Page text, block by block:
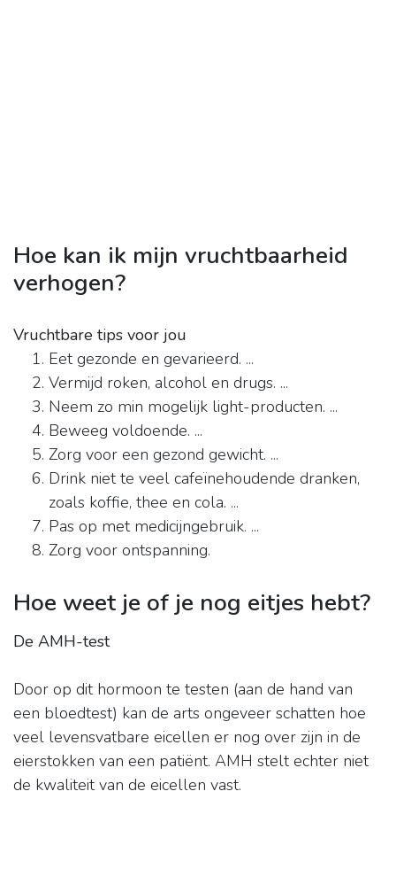
Hoe kan ik mijn vruchtbaarheid
verhogen?
Vruchtbare tips voor jou
Eet gezonde en gevarieerd. ...
Vermijd roken, alcohol en drugs. ...
Neem zo min mogelijk light-producten. ...
Beweeg voldoende. ...
Zorg voor een gezond gewicht. ...
Drink niet te veel cafeïnehoudende dranken,
zoals koffie, thee en cola. ...
Pas op met medicijngebruik. ...
Zorg voor ontspanning.
Hoe weet je of je nog eitjes hebt?
De AMH-test
Door op dit hormoon te testen (aan de hand van
een bloedtest) kan de arts ongeveer schatten hoe
veel levensvatbare eicellen er nog over zijn in de
eierstokken van een patiënt. AMH stelt echter niet
de kwaliteit van de eicellen vast.